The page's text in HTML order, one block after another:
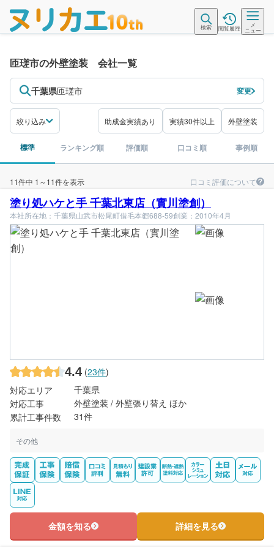
検索 閲覧履歴
メ
ニュー
匝瑳市の外壁塗装 会社一覧
千葉県匝瑳市 変更
絞り込み 助成金実績あり 実績30件以上 外壁塗装
標準 ランキング順 評価順 口コミ順 事例順
11件中 1～11件を表示 口コミ評価について
塗り処ハケと手 千葉北東店（實川塗創）
本社所在地：千葉県山武市松尾町借毛本郷688-59創業：2010年4月
4.4 (23件)
対応エリア
千葉県
対応工事
外壁塗装 / 外壁張り替え ほか
累計工事件数
31件
その他
金額を知る 詳細を見る